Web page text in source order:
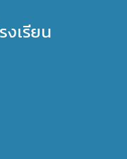
งเรียน